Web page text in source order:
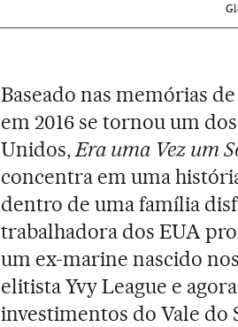
Baseado nas memórias
em 2016 se tornou um
Unidos,Era uma Vez um
concentra em uma
dentro de uma família
trabalhadora dos EUA
um ex-marine nascido
elitista Yvy League e
investimentos do Vale do